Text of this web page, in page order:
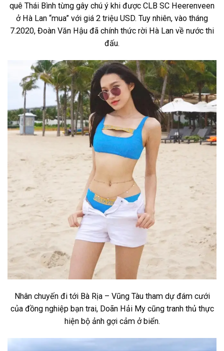
quê Thái Bình từng gây chú ý khi được CLB SC Heerenveen
ở Hà Lan “mua” với giá 2 triệu USD. Tuy nhiên, vào tháng
7.2020, Đoàn Văn Hậu đã chính thức rời Hà Lan về nước thi
đấu.
Nhân chuyến đi tới Bà Rịa – Vũng Tàu tham dự đám cưới
của đồng nghiệp bạn trai, Doãn Hải My cũng tranh thủ thực
hiện bộ ảnh gợi cảm ở biển.